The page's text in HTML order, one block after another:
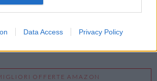
Data Access Privacy Policy
OFFERTE AMAZON